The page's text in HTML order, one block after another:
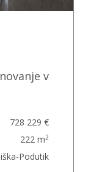
v
728 229 €
222 m2
Podutik